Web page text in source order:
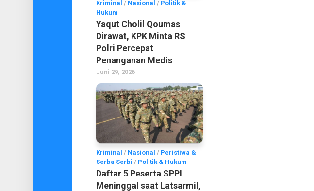
Kriminal / Nasional / Politik &
Hukum
Yaqut Cholil Qoumas
Dirawat, KPK Minta RS
Polri Percepat
Penanganan Medis
Juni 29, 2026
Kriminal / Nasional / Peristiwa &
Serba Serbi / Politik & Hukum
Daftar 5 Peserta SPPI
Meninggal saat Latsarmil,